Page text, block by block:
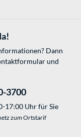
Dann
und
3700
17:00 Uhr für Sie
zum Ortstarif